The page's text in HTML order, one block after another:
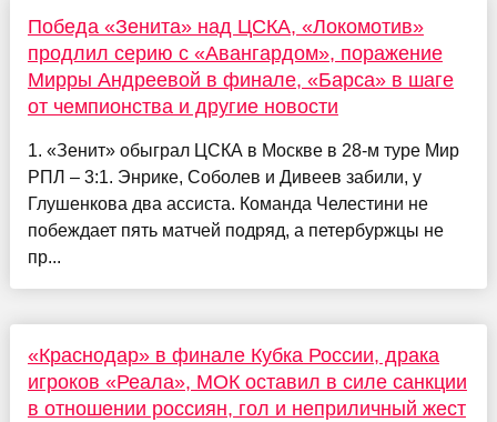
Победа «Зенита» над ЦСКА, «Локомотив»
продлил серию с «Авангардом», поражение
Мирры Андреевой в финале, «Барса» в шаге
от чемпионства и другие новости
1. «Зенит» обыграл ЦСКА в Москве в 28-м туре Мир
РПЛ – 3:1. Энрике, Соболев и Дивеев забили, у
Глушенкова два ассиста. Команда Челестини не
побеждает пять матчей подряд, а петербуржцы не
пр...
«Краснодар» в финале Кубка России, драка
игроков «Реала», МОК оставил в силе санкции
в отношении россиян, гол и неприличный жест